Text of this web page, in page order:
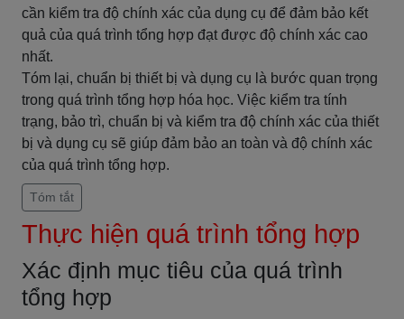
cần kiểm tra độ chính xác của dụng cụ để đảm bảo kết
quả của quá trình tổng hợp đạt được độ chính xác cao
nhất.
Tóm lại, chuẩn bị thiết bị và dụng cụ là bước quan trọng
trong quá trình tổng hợp hóa học. Việc kiểm tra tính
trạng, bảo trì, chuẩn bị và kiểm tra độ chính xác của thiết
bị và dụng cụ sẽ giúp đảm bảo an toàn và độ chính xác
của quá trình tổng hợp.
Tóm tắt
Thực hiện quá trình tổng hợp
Xác định mục tiêu của quá trình
tổng hợp